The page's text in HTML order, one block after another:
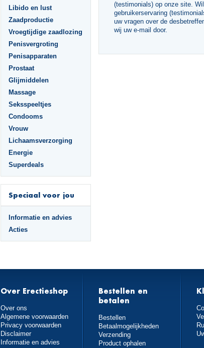
Libido en lust
Zaadproductie
Vroegtijdige zaadlozing
Penisvergroting
Penisapparaten
Prostaat
Glijmiddelen
Massage
Seksspeeltjes
Condooms
Vrouw
Lichaamsverzorging
Energie
Superdeals
Speciaal voor jou
Informatie en advies
Acties
(testimonials) op onze site.
gebruikerservaring
uw vragen over de
wij uw e-mail door.
Over Erectieshop
Over ons
Algemene voorwaarden
Privacy voorwaarden
Disclaimer
Informatie en advies
Bestellen en
betalen
Bestellen
Betaalmogelijkheden
Verzending
Product ophalen